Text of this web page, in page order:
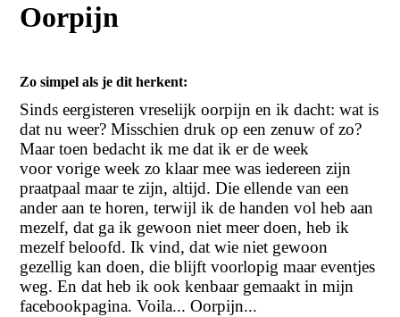
Oorpijn
Zo simpel als je dit herkent:
Sinds eergisteren vreselijk oorpijn en ik dacht: wat is
dat nu weer? Misschien druk op een zenuw of zo?
Maar toen bedacht ik me dat ik er de week
voor vorige week zo klaar mee was iedereen zijn
praatpaal maar te zijn, altijd. Die ellende van een
ander aan te horen, terwijl ik de handen vol heb aan
mezelf, dat ga ik gewoon niet meer doen, heb ik
mezelf beloofd. Ik vind, dat wie niet gewoon
gezellig kan doen, die blijft voorlopig maar eventjes
weg. En dat heb ik ook kenbaar gemaakt in mijn
facebookpagina. Voila... Oorpijn...